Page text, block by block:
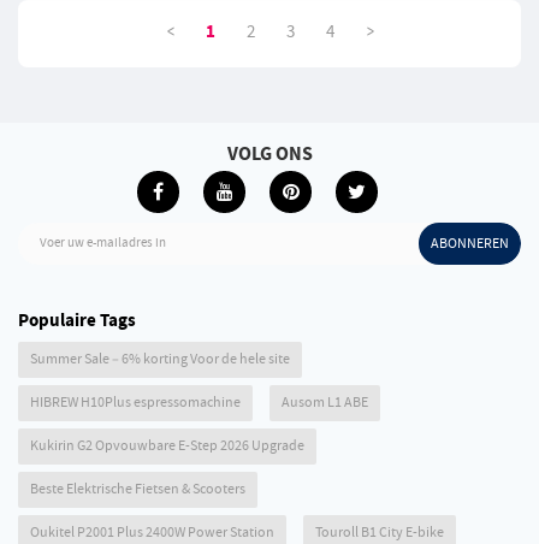
< 1 2 3 4 >
Voer uw e-mailadres in ABONNEREN
VOLG ONS
Populaire Tags
Summer Sale – 6% korting Voor de hele site
HIBREW H10Plus espressomachine Ausom L1 ABE
Kukirin G2 Opvouwbare E-Step 2026 Upgrade
Beste Elektrische Fietsen & Scooters
Oukitel P2001 Plus 2400W Power Station Touroll B1 City E-bike